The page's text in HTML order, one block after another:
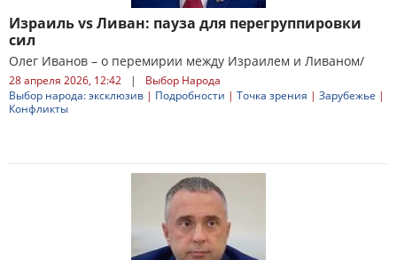
Израиль vs Ливан: пауза для перегруппировки
сил
Олег Иванов – о перемирии между Израилем и Ливаном/
28 апреля 2026, 12:42 |
Выбор Народа
Выбор народа: эксклюзив | Подробности | Точка зрения | Зарубежье |
Конфликты